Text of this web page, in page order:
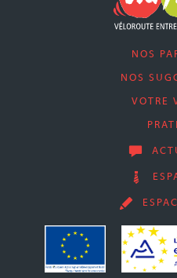
NOS
NOS
VOTRE